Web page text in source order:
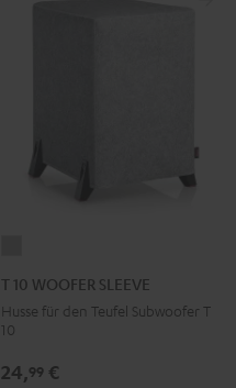
T 10 WOOFER SLEEVE
Husse für den Teufel Subwoofer T
10
24,99 €